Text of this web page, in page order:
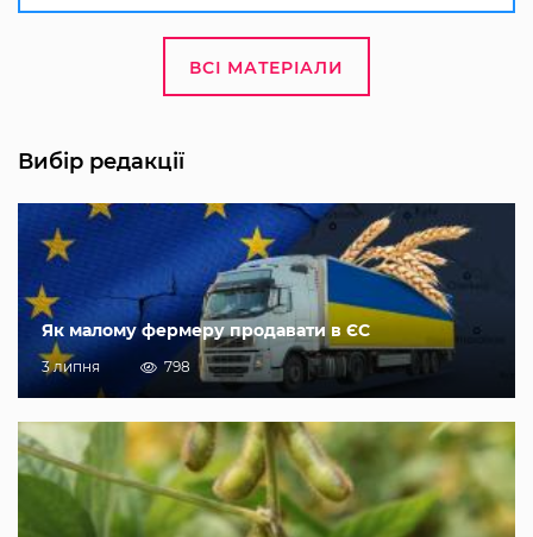
ВСІ МАТЕРІАЛИ
Вибір редакції
Як малому фермеру продавати в ЄС
3 липня 798